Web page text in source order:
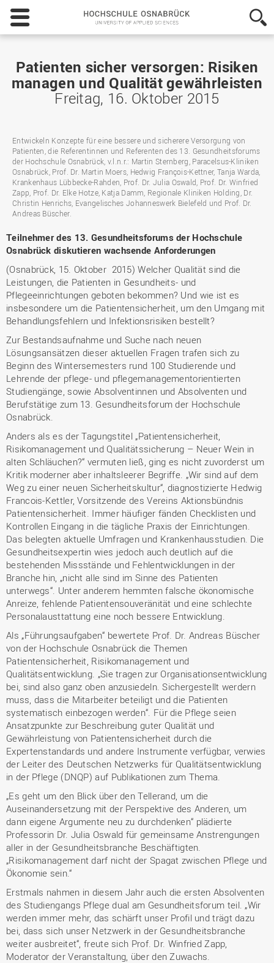
Hochschule
Osnabrück
-
of
Applied
Sciences
Patienten sicher versorgen: Risiken
managen und Qualität gewährleisten
Freitag, 16. Oktober 2015
Entwickeln Konzepte für eine bessere und sicherere Versorgung von
Patienten, die Referentinnen und Referenten des 13. Gesundheitsforums
der Hochschule Osnabrück, v.l.n.r.: Martin Sternberg, Paracelsus-Kliniken
Osnabrück, Prof. Dr. Martin Moers, Hedwig François-Kettner, Tanja Warda,
Krankenhaus Lübbecke-Rahden, Prof. Dr. Julia Oswald, Prof. Dr. Winfried
Zapp, Prof. Dr. Elke Hotze, Katja Damm, Regionale Kliniken Holding, Dr.
Christin Henrichs, Evangelisches Johanneswerk Bielefeld und Prof. Dr.
Andreas Büscher.
Teilnehmer des 13. Gesundheitsforums der Hochschule
Osnabrück diskutieren wachsende Anforderungen
(Osnabrück, 15. Oktober 2015) Welcher Qualität sind die
Leistungen, die Patienten in Gesundheits- und
Pflegeeinrichtungen geboten bekommen? Und wie ist es
insbesondere um die Patientensicherheit, um den Umgang mit
Behandlungsfehlern und Infektionsrisiken bestellt?
Zur Bestandsaufnahme und Suche nach neuen
Lösungsansätzen dieser aktuellen Fragen trafen sich zu
Beginn des Wintersemesters rund 100 Studierende und
Lehrende der pflege- und pflegemanagementorientierten
Studiengänge, sowie Absolventinnen und Absolventen und
Berufstätige zum 13. Gesundheitsforum der Hochschule
Osnabrück.
Anders als es der Tagungstitel „Patientensicherheit,
Risikomanagement und Qualitätssicherung – Neuer Wein in
alten Schläuchen?“ vermuten ließ, ging es nicht zuvorderst um
Kritik moderner aber inhaltsleerer Begriffe. „Wir sind auf dem
Weg zu einer neuen Sicherheitskultur“, diagnostizierte Hedwig
Francois-Kettler, Vorsitzende des Vereins Aktionsbündnis
Patientensicherheit. Immer häufiger fänden Checklisten und
Kontrollen Eingang in die tägliche Praxis der Einrichtungen.
Das belegten aktuelle Umfragen und Krankenhausstudien. Die
Gesundheitsexpertin wies jedoch auch deutlich auf die
bestehenden Missstände und Fehlentwicklungen in der
Branche hin, „nicht alle sind im Sinne des Patienten
unterwegs“. Unter anderem hemmten falsche ökonomische
Anreize, fehlende Patientensouveränität und eine schlechte
Personalausttattung eine noch bessere Entwicklung.
Als „Führungsaufgaben“ bewertete Prof. Dr. Andreas Büscher
von der Hochschule Osnabrück die Themen
Patientensicherheit, Risikomanagement und
Qualitätsentwicklung. „Sie tragen zur Organisationsentwicklung
bei, sind also ganz oben anzusiedeln. Sichergestellt werdern
muss, dass die Mitarbeiter beteiligt und die Patienten
systematisch einbezogen werden“. Für die Pflege seien
Ansatzpunkte zur Beschreibung guter Qualität und
Gewährleistung von Patientensicherheit durch die
Expertenstandards und andere Instrumente verfügbar, verwies
der Leiter des Deutschen Netzwerks für Qualitätsentwicklung
in der Pflege (DNQP) auf Publikationen zum Thema.
„Es geht um den Blick über den Tellerand, um die
Auseinandersetzung mit der Perspektive des Anderen, um
dann eigene Argumente neu zu durchdenken“ plädierte
Professorin Dr. Julia Oswald für gemeinsame Anstrengungen
aller in der Gesundheitsbranche Beschäftigten.
„Risikomanagement darf nicht der Spagat zwischen Pflege und
Ökonomie sein.“
Erstmals nahmen in diesem Jahr auch die ersten Absolventen
des Studiengangs Pflege dual am Gesundheitsforum teil. „Wir
werden immer mehr, das schärft unser Profil und trägt dazu
bei, dass sich unser Netzwerk in der Gesundheitsbranche
weiter ausbreitet“, freute sich Prof. Dr. Winfried Zapp,
Moderator der Veranstaltung, über den Zuwachs.